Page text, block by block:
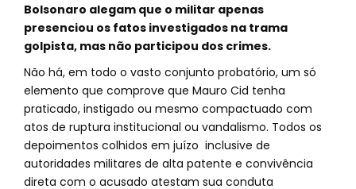
Bolsonaro alegam que o militar apenas
presenciou os fatos investigados na trama
golpista, mas não participou dos crimes.
Não há, em todo o vasto conjunto probatório, um só
elemento que comprove que Mauro Cid tenha
praticado, instigado ou mesmo compactuado com
atos de ruptura institucional ou vandalismo. Todos os
depoimentos colhidos em juízo inclusive de
autoridades militares de alta patente e convivência
direta com o acusado atestam sua conduta